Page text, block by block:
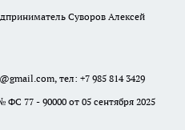
Суворов Алексей
тел: +7 985 814 3429
77 - 90000 от 05 сентября 2025